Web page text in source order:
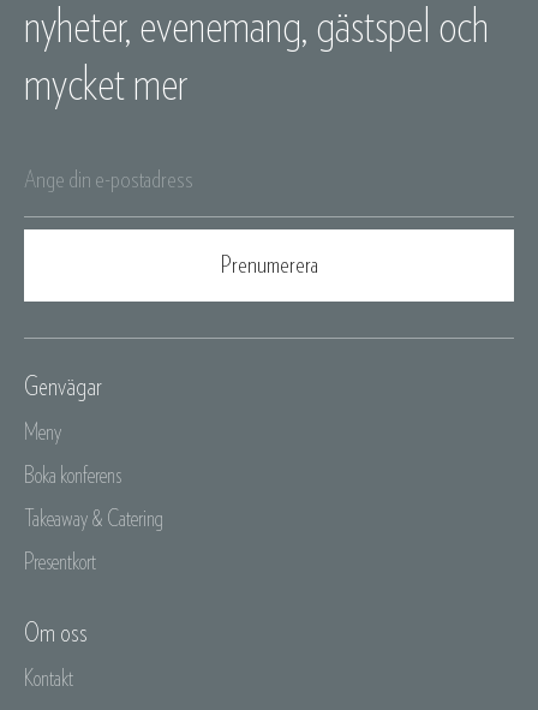
nyheter, evenemang, gästspel och
mycket mer
Genvägar
Meny
Boka konferens
Takeaway & Catering
Presentkort
Om oss
Kontakt